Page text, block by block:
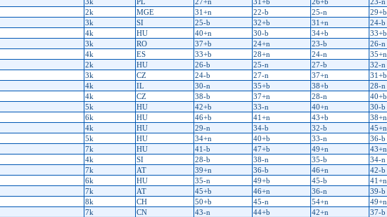
2k MGE 31+n 22-b 25-n 29+b
3k SI 25-b 32+b 31+n 24-b
4k HU 40+n 30-b 34+b 33+b
3k RO 37+b 24+n 23-b 26-n
4k ES 33+b 28+n 24-n 35+n
2k HU 26-b 25-n 27-b 32-n
3k CZ 24-b 27-n 37+n 31+b
4k IL 30-n 35+b 38+b 28-n
4k CZ 38-b 37+n 28-n 40+b
5k HU 42+b 33-n 40+n 30-b
6k HU 46+b 41+n 43+b 38+n
4k HU 29-n 34-b 32-b 45+n
5k HU 34+n 40+b 33-n 36-b
7k HU 41-b 47+b 49+n 43+n
4k SI 28-b 38-n 35-b 34-n
7k AT 39+n 36-b 46+n 42-b
6k HU 35-n 49+b 45-b 41+n
7k AT 45+b 46+n 36-n 39-b
8k CH 50+b 45-n 54+n 49+n
7k CN 43-n 44+b 42+n 37-b